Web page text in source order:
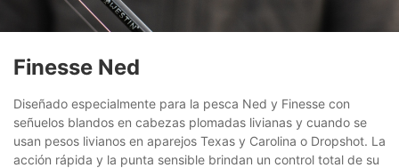
Finesse Ned
Diseñado especialmente para la pesca Ned y Finesse con
señuelos blandos en cabezas plomadas livianas y cuando se
usan pesos livianos en aparejos Texas y Carolina o Dropshot. La
acción rápida y la punta sensible brindan un control total de su